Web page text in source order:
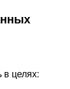
целях: